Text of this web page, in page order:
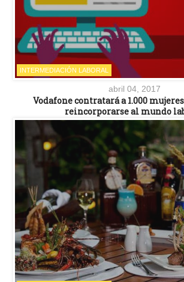
INTERMEDIACIÓN LABORAL
abril 04, 2017
Vodafone contratará a 1.000
reincorporarse al mundo